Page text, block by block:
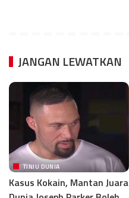
JANGAN LEWATKAN
TINJU DUNIA
Kasus Kokain, Mantan Juara